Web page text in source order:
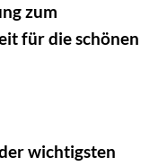
zum
für die schönen
wichtigsten